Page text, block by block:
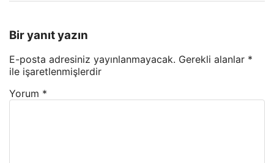
Bir yanıt yazın
E-posta adresiniz yayınlanmayacak. Gerekli alanlar *
ile işaretlenmişlerdir
Yorum *